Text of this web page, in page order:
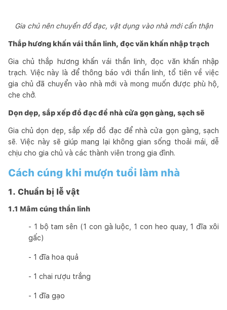
Gia chủ nên chuyển đồ đạc, vật dụng vào nhà mới cẩn thận
Thắp hương khấn vái thần linh, đọc văn khấn nhập trạch
Gia chủ thắp hương khấn vái thần linh, đọc văn khấn nhập
trạch. Việc này là để thông báo với thần linh, tổ tiên về việc
gia chủ đã chuyển vào nhà mới và mong muốn được phù hộ,
che chở.
Dọn dẹp, sắp xếp đồ đạc để nhà cửa gọn gàng, sạch sẽ
Gia chủ dọn dẹp, sắp xếp đồ đạc để nhà cửa gọn gàng, sạch
sẽ. Việc này sẽ giúp mang lại không gian sống thoải mái, dễ
chịu cho gia chủ và các thành viên trong gia đình.
Cách cúng khi mượn tuổi làm nhà
1. Chuẩn bị lễ vật
1.1 Mâm cúng thần linh
- 1 bộ tam sên (1 con gà luộc, 1 con heo quay, 1 đĩa xôi
gấc)
- 1 đĩa hoa quả
- 1 chai rượu trắng
- 1 đĩa gạo